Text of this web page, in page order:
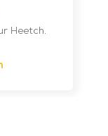
Heetch.